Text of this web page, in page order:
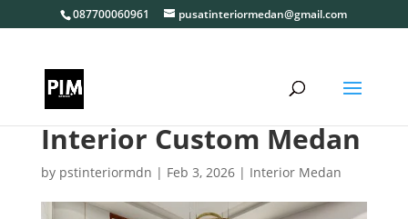
087700060961 pusatinteriormedan@gmail.com
Interior Custom Medan
by pstinteriormdn | Feb 3, 2026| Interior Medan